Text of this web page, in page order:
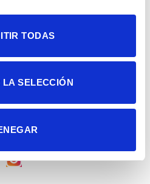
TODAS
LA SELECCIÓN
Investigaciones Científicas
| Sant Joan d’Alacant